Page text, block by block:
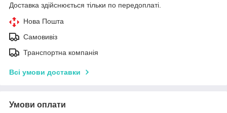
Доставка здійснюється тільки по передоплаті.
Нова Пошта
Самовивіз
Транспортна компанія
Всі умови доставки
Умови оплати